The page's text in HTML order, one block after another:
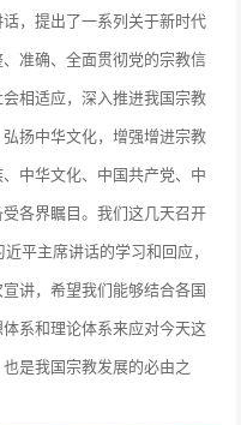
，提出了一系列关于新时代
准确、全面贯彻党的宗教信
相适应，深入推进我国宗教
扬中华文化，增强增进宗教
中华文化、中国共产党、中
各界瞩目。我们这几天召开
平主席讲话的学习和回应，
讲，希望我们能够结合各国
系和理论体系来应对今天这
是我国宗教发展的必由之